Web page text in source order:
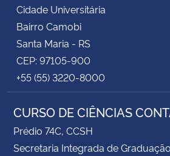
Cidade Universitária
Bairro Camobi
Santa Maria - RS
CEP: 97105-900
+55 (55) 3220-8000
CURSO DE CIÊNCIAS
Prédio 74C, CCSH
Secretaria Integrada de